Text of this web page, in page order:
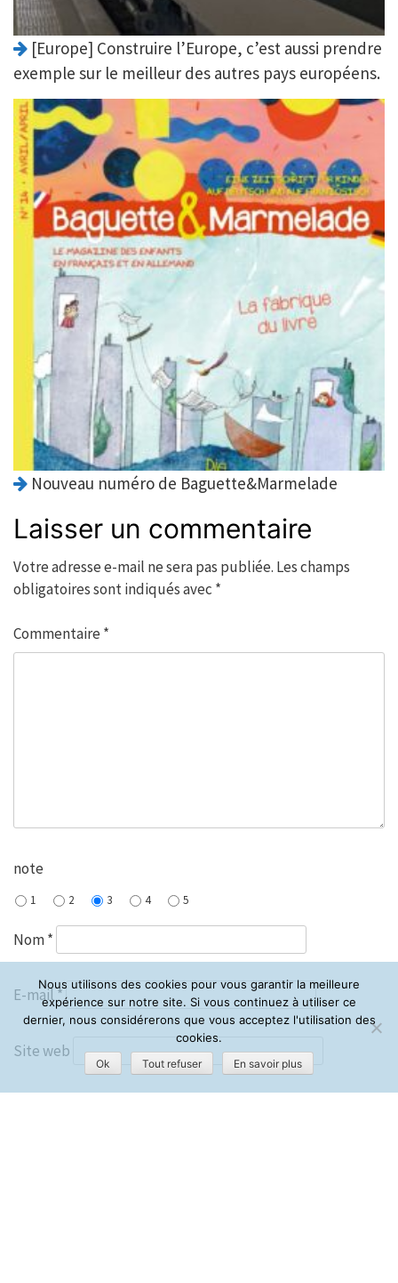
[Europe] Construire l’Europe, c’est aussi prendre
exemple sur le meilleur des autres pays européens.
Nouveau numéro de Baguette&Marmelade
Laisser un commentaire
Votre adresse e-mail ne sera pas publiée. Les champs
obligatoires sont indiqués avec *
Commentaire *
note
1 2 3 4 5
Nom*
E-mail*
Site web
Nous utilisons des cookies pour vous garantir la meilleure
expérience sur notre site. Si vous continuez à utiliser ce
dernier, nous considérerons que vous acceptez l'utilisation des
cookies.
Ok Tout refuser En savoir plus